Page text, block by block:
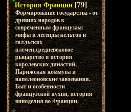
История Франции [79]
Формирование государства - от
древних народов к
современным французам:
мифы и легенды кельтов и
галльских
племен,средневековое
рыцарство и история
королевских династий,
Парижская коммуна и
наполеоновские завоевания.
Быт и особенности
французской кухни, история
виноделия во Франции.